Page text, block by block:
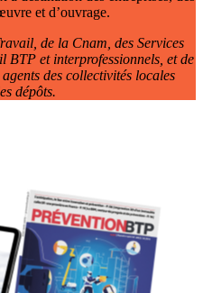
et d’ouvrage.
de la Cnam, des Services
BTP et interprofessionnels, et de
des collectivités locales
dépôts.